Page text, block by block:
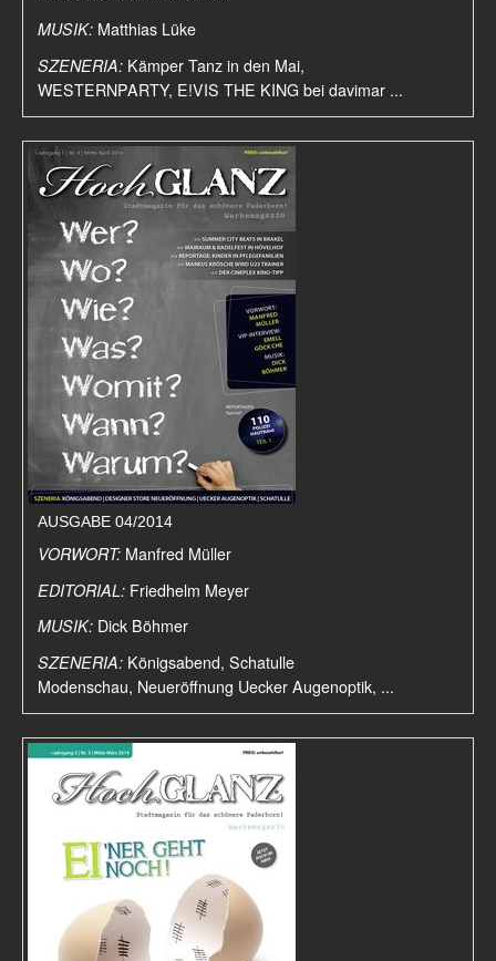
MUSIK: Matthias Lüke
SZENERIA: Kämper Tanz in den Mai,
WESTERNPARTY, E!VIS THE KING bei davimar ...
AUSGABE 04/2014
VORWORT: Manfred Müller
EDITORIAL: Friedhelm Meyer
MUSIK: Dick Böhmer
SZENERIA: Königsabend, Schatulle
Modenschau, Neueröffnung Uecker Augenoptik, ...